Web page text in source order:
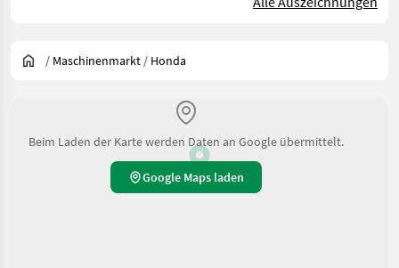
/ Maschinenmarkt / Honda
Beim Laden der Karte werden Daten an Google übermittelt.
Google Maps laden